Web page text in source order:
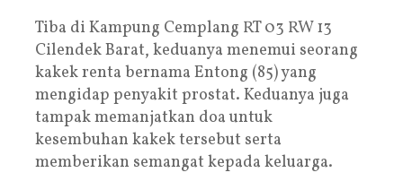
Tiba di Kampung Cemplang RT 03 RW 13
Cilendek Barat, keduanya menemui seorang
kakek renta bernama Entong (85) yang
mengidap penyakit prostat. Keduanya juga
tampak memanjatkan doa untuk
kesembuhan kakek tersebut serta
memberikan semangat kepada keluarga.